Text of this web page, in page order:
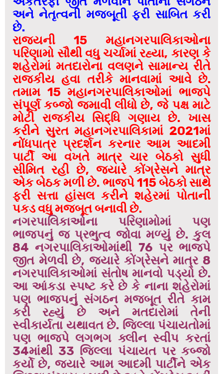
અને નેતૃત્વની મજબૂતી ફરી સાબિત કરી
છે.
રાજ્યની 15 મહાનગરપાલિકાઓના
પરિણામો સૌથી વધુ ચર્ચામાં રહ્યા, કારણ કે
શહેરોમાં મતદારોના વલણને સામાન્ય રીતે
રાજકીય હવા તરીકે માનવામાં આવે છે.
તમામ 15 મહાનગરપાલિકાઓમાં ભાજપે
સંપૂર્ણ કબ્જો જમાવી લીધો છે, જે પક્ષ માટે
મોટી રાજકીય સિદ્ધિ ગણાય છે. ખાસ
કરીને સુરત મહાનગરપાલિકામાં 2021માં
નોંધપાત્ર પ્રદર્શન કરનાર આમ આદમી
પાર્ટી આ વખતે માત્ર ચાર બેઠકો સુધી
સીમિત રહી છે, જ્યારે કોંગ્રેસને માત્ર
એક બેઠક મળી છે. ભાજપે 115 બેઠકો સાથે
ફરી સત્તા હાંસલ કરીને શહેરમાં પોતાની
પકડ વધુ મજબૂત બનાવી છે.
નગરપાલિકાઓના પરિણામોમાં પણ
ભાજપનું જ પ્રભુત્વ જોવા મળ્યું છે. કુલ
84 નગરપાલિકાઓમાંથી 76 પર ભાજપે
જીત મેળવી છે, જ્યારે કોંગ્રેસને માત્ર 8
નગરપાલિકાઓમાં સંતોષ માનવો પડ્યો છે.
આ આંકડા સ્પષ્ટ કરે છે કે નાના શહેરોમાં
પણ ભાજપનું સંગઠન મજબૂત રીતે કામ
કરી રહ્યું છે અને મતદારોમાં તેની
સ્વીકાર્યતા યથાવત છે. જિલ્લા પંચાયતોમાં
પણ ભાજપે લગભગ ક્લીન સ્વીપ કરતાં
34માંથી 33 જિલ્લા પંચાયત પર કબ્જો
કર્યો છે, જ્યારે આમ આદમી પાર્ટીને એક